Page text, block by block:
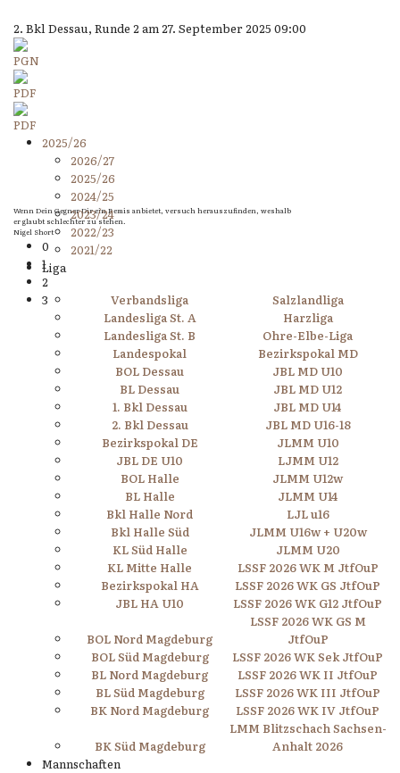
Wenn Dein Gegner Dir ein Remis anbietet, versuch herauszufinden, weshalb
er glaubt schlechter zu stehen.
Nigel Short
0
1
2
3
2. Bkl Dessau, Runde 2 am 27. September 2025 09:00
2025/26
2026/27
2025/26
2024/25
2023/24
2022/23
2021/22
Liga
Verbandsliga
Salzlandliga
Landesliga St. A
Harzliga
Landesliga St. B
Ohre-Elbe-Liga
Landespokal
Bezirkspokal MD
BOL Dessau
JBL MD U10
BL Dessau
JBL MD U12
1. Bkl Dessau
JBL MD U14
2. Bkl Dessau
JBL MD U16-18
Bezirkspokal DE
JLMM U10
JBL DE U10
LJMM U12
BOL Halle
JLMM U12w
BL Halle
JLMM U14
Bkl Halle Nord
LJL u16
Bkl Halle Süd
JLMM U16w + U20w
KL Süd Halle
JLMM U20
KL Mitte Halle
LSSF 2026 WK M JtfOuP
Bezirkspokal HA
LSSF 2026 WK GS JtfOuP
JBL HA U10
LSSF 2026 WK G12 JtfOuP
BOL Nord Magdeburg
LSSF 2026 WK GS M
JtfOuP
BOL Süd Magdeburg
LSSF 2026 WK Sek JtfOuP
BL Nord Magdeburg
LSSF 2026 WK II JtfOuP
BL Süd Magdeburg
LSSF 2026 WK III JtfOuP
BK Nord Magdeburg
LSSF 2026 WK IV JtfOuP
BK Süd Magdeburg
LMM Blitzschach Sachsen-
Anhalt 2026
Mannschaften